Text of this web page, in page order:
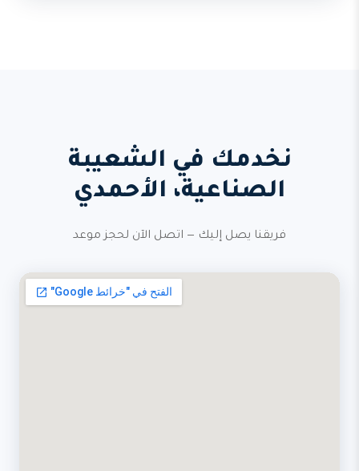
نخدمك في الشعيبة
الصناعية، الأحمدي
فريقنا يصل إليك — اتصل الآن لحجز موعد